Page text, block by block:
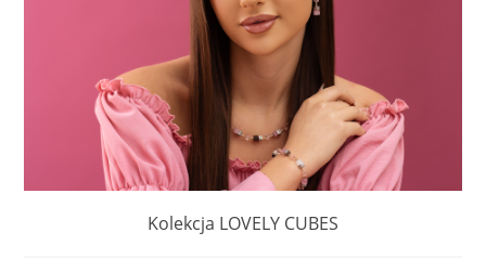
Kolekcja LOVELY CUBES